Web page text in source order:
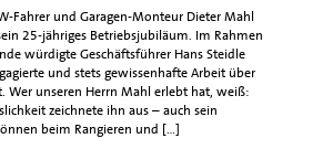
Fahrer und Garagen-Monteur Dieter Mahl
25-jähriges Betriebsjubiläum. Im Rahmen
würdigte Geschäftsführer Hans Steidle
und stets gewissenhafte Arbeit über
Wer unseren Herrn Mahl erlebt hat, weiß:
zeichnete ihn aus – auch sein
beim Rangieren und […]